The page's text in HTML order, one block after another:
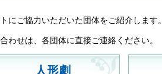
にご協力いただいた団体をご紹介します。
わせは、各団体に直接ご連絡ください。
人形劇